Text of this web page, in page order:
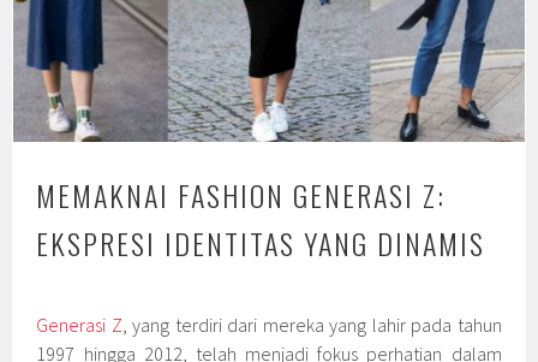
MEMAKNAI FASHION GENERASI Z:
EKSPRESI IDENTITAS YANG DINAMIS
Generasi Z , yang terdiri dari mereka yang lahir pada tahun
1997 hingga 2012, telah menjadi fokus perhatian dalam